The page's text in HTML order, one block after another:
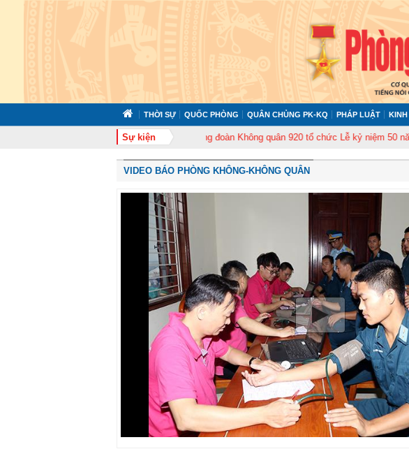
THỜI SỰ QUỐC PHÒNG QUÂN CHỦNG PK-KQ PHÁP LUẬT KINH
Sự kiện
chức tập huấn cán bộ năm 2026 Trung đoàn Không quân 920 tổ chức Lễ kỷ niệm 50 năm Ngày
VIDEO BÁO PHÒNG KHÔNG-KHÔNG QUÂN